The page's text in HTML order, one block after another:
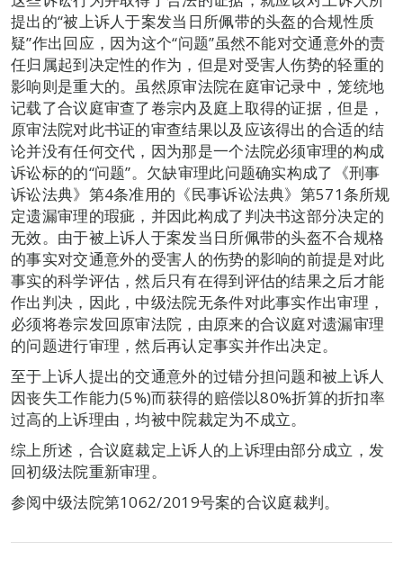
提出的“被上诉人于案发当日所佩带的头盔的合规性质
疑”作出回应，因为这个“问题”虽然不能对交通意外的责
任归属起到决定性的作为，但是对受害人伤势的轻重的
影响则是重大的。虽然原审法院在庭审记录中，笼统地
记载了合议庭审查了卷宗内及庭上取得的证据，但是，
原审法院对此书证的审查结果以及应该得出的合适的结
论并没有任何交代，因为那是一个法院必须审理的构成
诉讼标的的“问题”。欠缺审理此问题确实构成了《刑事
诉讼法典》第4条准用的《民事诉讼法典》第571条所规
定遗漏审理的瑕疵，并因此构成了判决书这部分决定的
无效。由于被上诉人于案发当日所佩带的头盔不合规格
的事实对交通意外的受害人的伤势的影响的前提是对此
事实的科学评估，然后只有在得到评估的结果之后才能
作出判决，因此，中级法院无条件对此事实作出审理，
必须将卷宗发回原审法院，由原来的合议庭对遗漏审理
的问题进行审理，然后再认定事实并作出决定。
至于上诉人提出的交通意外的过错分担问题和被上诉人
因丧失工作能力(5%)而获得的赔偿以80%折算的折扣率
过高的上诉理由，均被中院裁定为不成立。
综上所述，合议庭裁定上诉人的上诉理由部分成立，发
回初级法院重新审理。
参阅中级法院第1062/2019号案的合议庭裁判。